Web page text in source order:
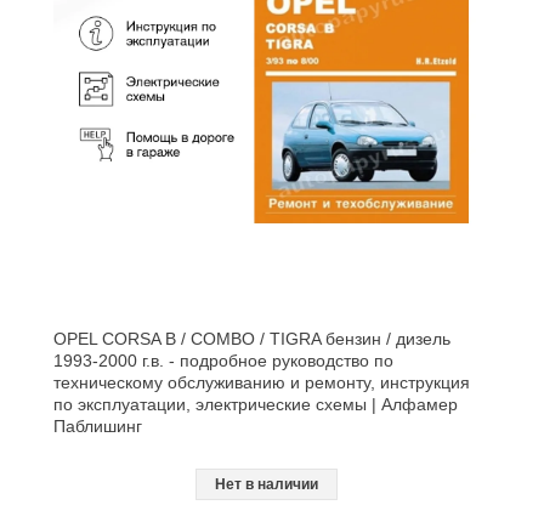
OPEL CORSA B / COMBO / TIGRA бензин / дизель
1993-2000 г.в. - подробное руководство по
техническому обслуживанию и ремонту, инструкция
по эксплуатации, электрические схемы | Алфамер
Паблишинг
Нет в наличии